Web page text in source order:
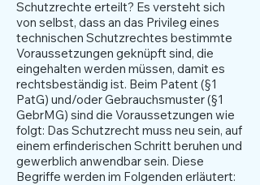
Schutzrechte erteilt? Es versteht sich
von selbst, dass an das Privileg eines
technischen Schutzrechtes bestimmte
Voraussetzungen geknüpft sind, die
eingehalten werden müssen, damit es
rechtsbeständig ist. Beim Patent (§1
PatG) und/oder Gebrauchsmuster (§1
GebrMG) sind die Voraussetzungen wie
folgt: Das Schutzrecht muss neu sein, auf
einem erfinderischen Schritt beruhen und
gewerblich anwendbar sein. Diese
Begriffe werden im Folgenden erläutert: